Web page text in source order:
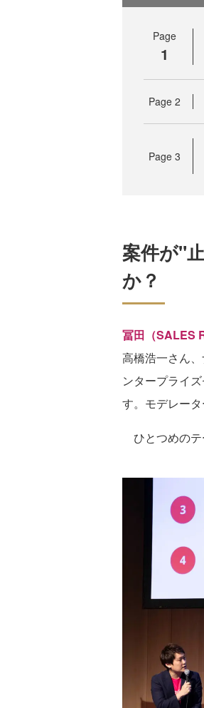
Page
1
Page 2
Page 3
案件が"
か？
冨田（SALES
高橋浩一さん
ンタープライ
す。モデレー
ひとつめのテ